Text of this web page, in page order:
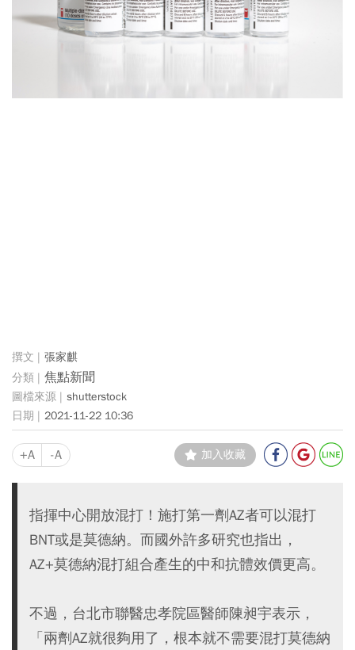
張家麒
焦點新聞
shutterstock
2021-11-22 10:36
+A -A 加入收藏
指揮中心開放混打！施打第一劑AZ者可以混打
BNT或是莫德納。而國外許多研究也指出，
AZ+莫德納混打組合產生的中和抗體效價更高。
不過，台北市聯醫忠孝院區醫師陳昶宇表示，
「兩劑AZ就很夠用了，根本就不需要混打莫德納